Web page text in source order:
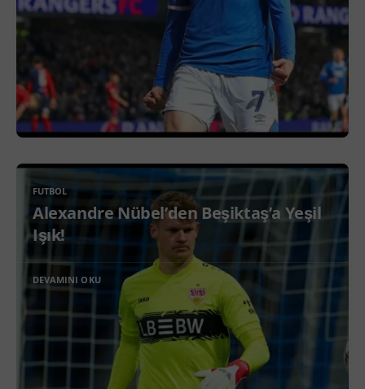
FUTBOL
Alexandre Nübel’den Beşiktaş’a Yeşil
Işık!
DEVAMINI OKU